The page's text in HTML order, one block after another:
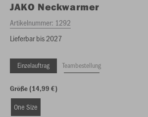
JAKO Neckwarmer
Artikelnummer: 1292
Lieferbar bis 2027
Einzelauftrag Teambestellung
Größe (14,99 €)
One Size